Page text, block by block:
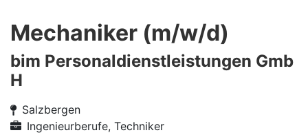
Mechaniker (m/w/d)
bim Personaldienstleistungen Gmb
H
Salzbergen
Ingenieurberufe, Techniker